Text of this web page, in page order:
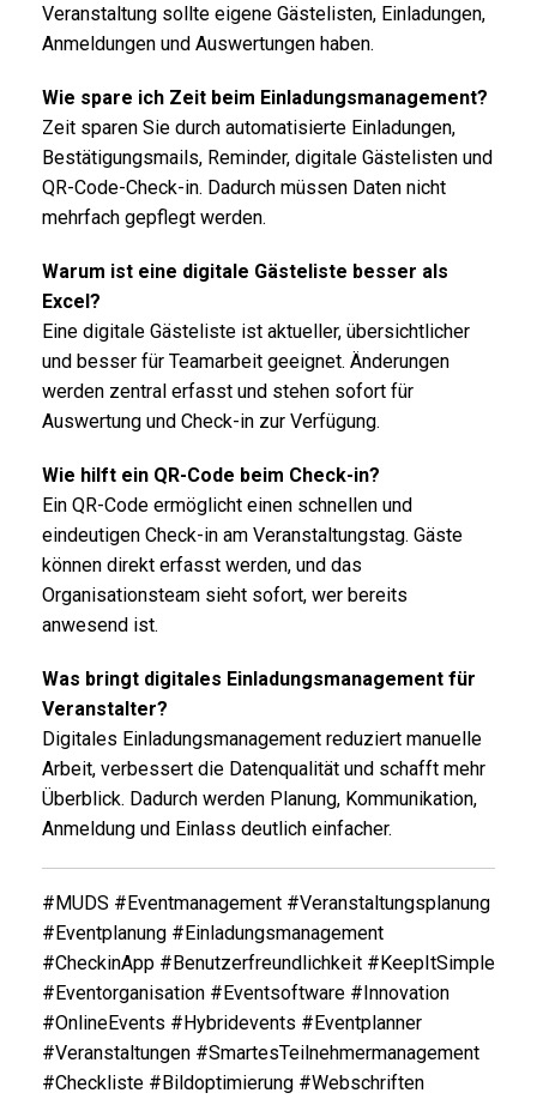
Veranstaltung sollte eigene Gästelisten, Einladungen,
Anmeldungen und Auswertungen haben.
Wie spare ich Zeit beim Einladungsmanagement?
Zeit sparen Sie durch automatisierte Einladungen,
Bestätigungsmails, Reminder, digitale Gästelisten und
QR-Code-Check-in. Dadurch müssen Daten nicht
mehrfach gepflegt werden.
Warum ist eine digitale Gästeliste besser als
Excel?
Eine digitale Gästeliste ist aktueller, übersichtlicher
und besser für Teamarbeit geeignet. Änderungen
werden zentral erfasst und stehen sofort für
Auswertung und Check-in zur Verfügung.
Wie hilft ein QR-Code beim Check-in?
Ein QR-Code ermöglicht einen schnellen und
eindeutigen Check-in am Veranstaltungstag. Gäste
können direkt erfasst werden, und das
Organisationsteam sieht sofort, wer bereits
anwesend ist.
Was bringt digitales Einladungsmanagement für
Veranstalter?
Digitales Einladungsmanagement reduziert manuelle
Arbeit, verbessert die Datenqualität und schafft mehr
Überblick. Dadurch werden Planung, Kommunikation,
Anmeldung und Einlass deutlich einfacher.
#MUDS #Eventmanagement #Veranstaltungsplanung
#Eventplanung #Einladungsmanagement
#CheckinApp #Benutzerfreundlichkeit #KeepItSimple
#Eventorganisation #Eventsoftware #Innovation
#OnlineEvents #Hybridevents #Eventplanner
#Veranstaltungen #SmartesTeilnehmermanagement
#Checkliste #Bildoptimierung #Webschriften